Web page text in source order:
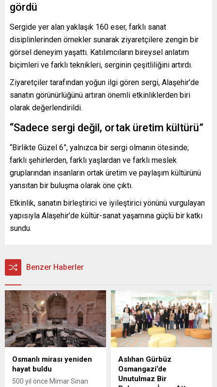
gördü
Sergide yer alan yaklaşık 160 eser, farklı sanat
disiplinlerinden örnekler sunarak ziyaretçilere zengin bir
görsel deneyim yaşattı. Katılımcıların bireysel anlatım
biçimleri ve farklı teknikleri, serginin çeşitliliğini artırdı.
Ziyaretçiler tarafından yoğun ilgi gören sergi, Alaşehir’de
sanatın görünürlüğünü artıran önemli etkinliklerden biri
olarak değerlendirildi.
“Sadece sergi değil, ortak üretim kültürü”
“Birlikte Güzel 6”, yalnızca bir sergi olmanın ötesinde;
farklı şehirlerden, farklı yaşlardan ve farklı meslek
gruplarından insanların ortak üretim ve paylaşım kültürünü
yansıtan bir buluşma olarak öne çıktı.
Etkinlik, sanatın birleştirici ve iyileştirici yönünü vurgulayan
yapısıyla Alaşehir’de kültür-sanat yaşamına güçlü bir katkı
sundu.
Benzer Haberler
Osmanlı mirası yeniden
hayat buldu
500 yıl önce Mimar Sinan
Aslıhan Gürbüz
Osmangazi’de
Unutulmaz Bir